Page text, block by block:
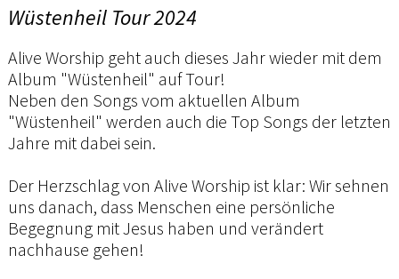
Wüstenheil Tour 2024
Alive Worship geht auch dieses Jahr wieder mit dem
Album "Wüstenheil" auf Tour!
Neben den Songs vom aktuellen Album
"Wüstenheil" werden auch die Top Songs der letzten
Jahre mit dabei sein.
Der Herzschlag von Alive Worship ist klar: Wir sehnen
uns danach, dass Menschen eine persönliche
Begegnung mit Jesus haben und verändert
nachhause gehen!